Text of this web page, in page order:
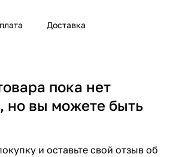
Доставка
пока нет
но вы можете быть
и оставьте свой отзыв об